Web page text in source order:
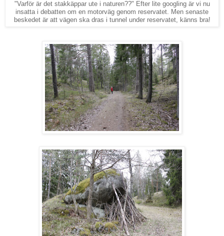
"Varför är det stakkäppar ute i naturen??" Efter lite googling är vi nu
insatta i debatten om en motorväg genom reservatet. Men senaste
beskedet är att vägen ska dras i tunnel under reservatet, känns bra!